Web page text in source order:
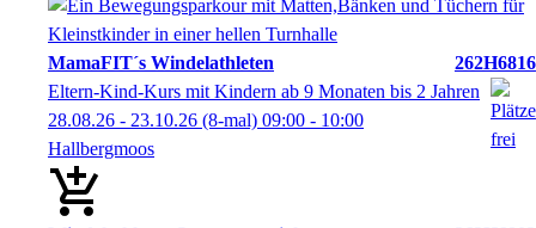
MamaFIT´s Windelathleten
262H6816
Eltern-Kind-Kurs mit Kindern ab 9 Monaten bis 2 Jahren
28.08.26 - 23.10.26 (8-mal) 09:00 - 10:00
Hallbergmoos